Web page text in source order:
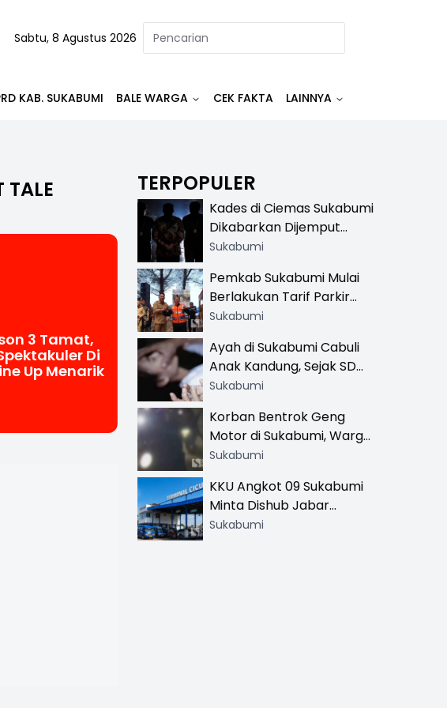
Sabtu, 8 Agustus 2026
KAB. SUKABUMI BALE WARGA CEK FAKTA LAINNYA
TALE
3 Tamat,
Di
Up Menarik
TERPOPULER
Kades di Ciemas Sukabumi
Dikabarkan Dijemput
Satnarkoba, Polisi
Sukabumi
Pemkab Sukabumi Mulai
Berlakukan Tarif Parkir
Resmi di 13 Lokasi Wisata,
Khusus
Sukabumi
Ayah di Sukabumi Cabuli
Anak Kandung, Sejak SD
Hingga SMA
Sukabumi
Korban Bentrok Geng
Motor di Sukabumi, Warga
dan Sopir Tangki
Sukabumi
KKU Angkot 09 Sukabumi
Minta Dishub Jabar
Tertibkan Trayek Ciawi-
Sukabumi